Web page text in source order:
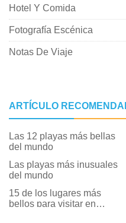
Hotel Y Comida
Fotografía Escénica
Notas De Viaje
ARTÍCULO
Las 12 playas más bellas
del mundo
Las playas más inusuales
del mundo
15 de los lugares más
bellos para visitar en